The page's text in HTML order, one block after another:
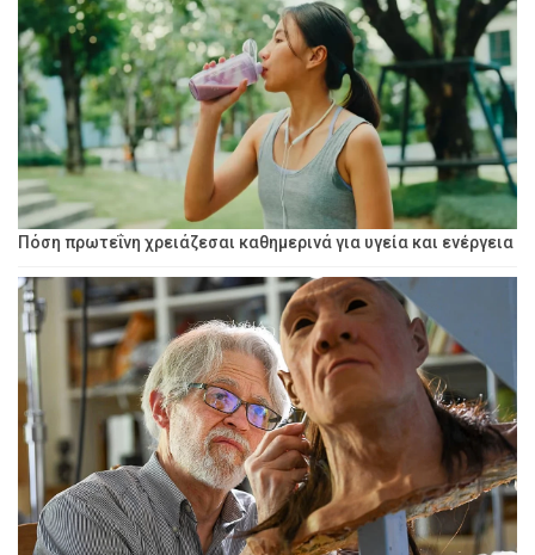
Πόση πρωτεΐνη χρειάζεσαι καθημερινά για υγεία και ενέργεια